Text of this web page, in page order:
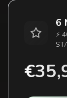
6
⚡